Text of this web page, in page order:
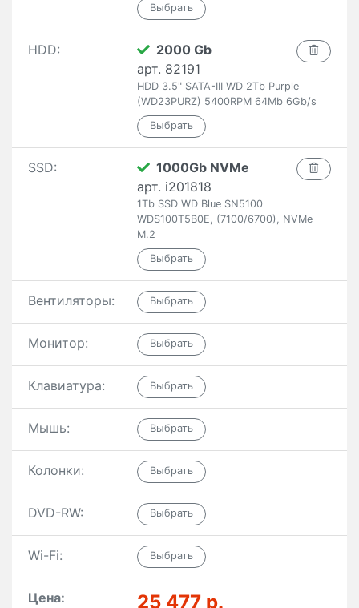
HDD:
2000 Gb
арт. 82191
HDD 3.5" SATA-III WD 2Tb Purple
(WD23PURZ) 5400RPM 64Mb 6Gb/s
SSD:
1000Gb NVMe
арт. i201818
1Tb SSD WD Blue SN5100
WDS100T5B0E, (7100/6700), NVMe
M.2
Вентиляторы:
Монитор:
Клавиатура:
Мышь:
Колонки:
DVD-RW:
Wi-Fi:
Цена: 25 477 р.